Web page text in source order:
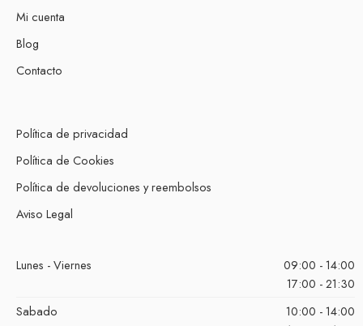
Mi cuenta
Blog
Contacto
Política de privacidad
Política de Cookies
Política de devoluciones y reembolsos
Aviso Legal
Lunes - Viernes
09:00 - 14:00
17:00 - 21:30
Sabado
10:00 - 14:00